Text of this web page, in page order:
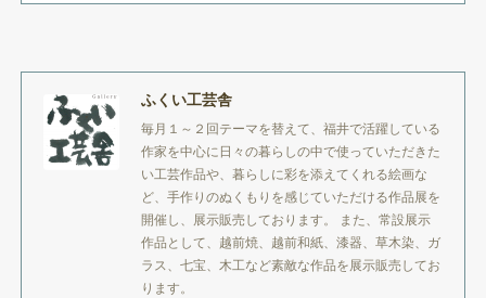
ふくい工芸舎
毎月１～２回テーマを替えて、福井で活躍している
作家を中心に日々の暮らしの中で使っていただきた
い工芸作品や、暮らしに彩を添えてくれる絵画な
ど、手作りのぬくもりを感じていただける作品展を
開催し、展示販売しております。 また、常設展示
作品として、越前焼、越前和紙、漆器、草木染、ガ
ラス、七宝、木工など素敵な作品を展示販売してお
ります。